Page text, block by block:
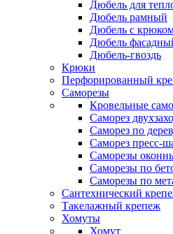
Дюбель для
Дюбель рамный
Дюбель с
Дюбель
Дюбель-гвоздь
Крюки
Перфорированный
Саморезы
Кровельные
Саморез
Саморез по
Саморез пресс-
Саморезы
Саморезы по
Саморезы по
Сантехнический
Такелажный крепеж
Хомуты
Хомут